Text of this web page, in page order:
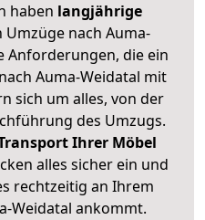
haben langjährige
Umzüge nach Auma-
Anforderungen, die ein
Auma-Weidatal mit
sich um alles, von der
des Umzugs.
Ihrer Möbel
alles sicher ein und
rechtzeitig an Ihrem
Weidatal ankommt.